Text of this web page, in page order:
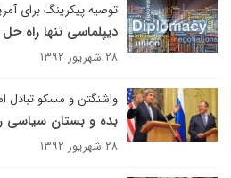
توصیه پیکرینگ برای
دیپلماسی تنها راه
۲۸ شهریور ۱۳۹۲
واشنگتن و مسکو تبادل
بده و بستان سیاسی
۲۸ شهریور ۱۳۹۲